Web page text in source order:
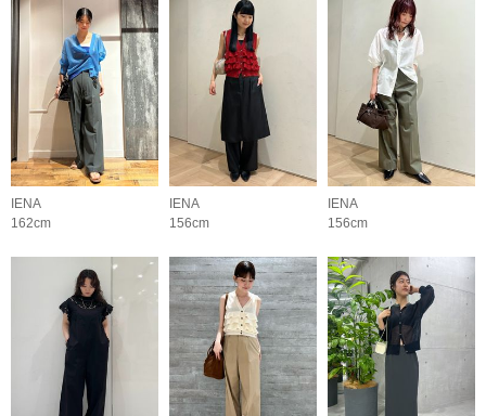
IENA
162cm
IENA
156cm
IENA
156cm